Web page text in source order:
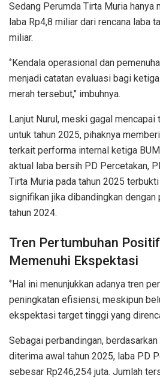
Sedang Perumda Tirta Muria hanya
laba Rp4,8 miliar dari rencana laba
miliar.
‘’Kendala operasional dan
menjadi catatan evaluasi bagi
merah tersebut,’’ imbuhnya.
Lanjut Nurul, meski gagal
untuk tahun 2025, pihaknya
terkait performa internal ketiga
aktual laba bersih PD Percetakan,
Tirta Muria pada tahun 2025
signifikan jika dibandingkan dengan
tahun 2024.
Tren Pertumbuhan
Memenuhi Ekspektasi
‘’Hal ini menunjukkan adanya tren
peningkatan efisiensi, meskipun
ekspektasi target tinggi yang
Sebagai perbandingan,
diterima awal tahun 2025, laba PD
sebesar Rp246,254 juta. Jumlah